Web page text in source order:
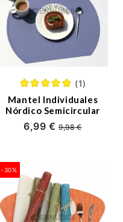
(1)
Mantel Individuales
Nórdico Semicircular
6,99 €9,98 €
-30%